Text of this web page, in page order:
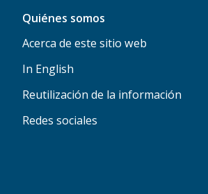
Quiénes somos
Acerca de este sitio web
In English
Reutilización de la información
Redes sociales